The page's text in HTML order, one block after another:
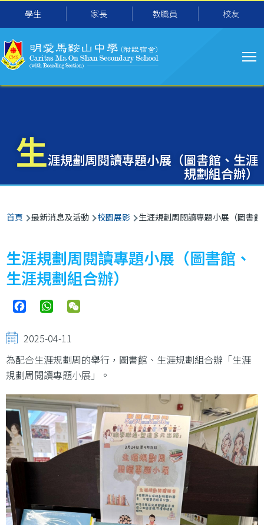
移至主內容
學生 家長 教職員 校友
导
航
生涯規劃周閱讀專題小展（圖書館、生涯
規劃組合辦）
導
航
連
結
首頁 最新消息及活動 校園展影 生涯規劃周閱讀專題小展（圖書
生涯規劃周閱讀專題小展（圖書館、
生涯規劃組合辦）
FacebookWhatsApp
2025-04-11
為配合生涯規劃周的舉行，圖書館、生涯規劃組合辦「生涯
規劃周閱讀專題小展」。